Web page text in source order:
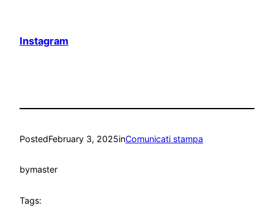
Instagram
PostedFebruary 3, 2025inComunicati stampa
bymaster
Tags: